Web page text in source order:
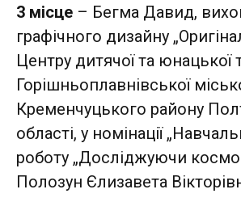
3 місце – Бегма Давид,
графічного дизайну
Центру дитячої та юнацької
Горішньоплавнівської
Кременчуцького району
області, у номінації
роботу „Досліджуючи
Полозун Єлизавета